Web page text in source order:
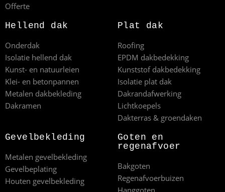
Offerte
Hellend dak
Onderdak
Isolatie hellend dak
Kunst- en natuurleien
Klei- en betonpannen
Metalen dakbekleding
Dakramen
Plat dak
Roofing
EPDM dakbedekking
Kunststof dakbedekking
Isolatie plat dak
Dakrandafwerking
Lichtkoepels
Dakterras & groendaken
Gevelbekleding
Metalen gevelbekleding
Gevelbeplating
Houten gevelbekleding
Goten en
regenafvoer
Bakgoten
Regenafvoerbuizen
Hanggoten